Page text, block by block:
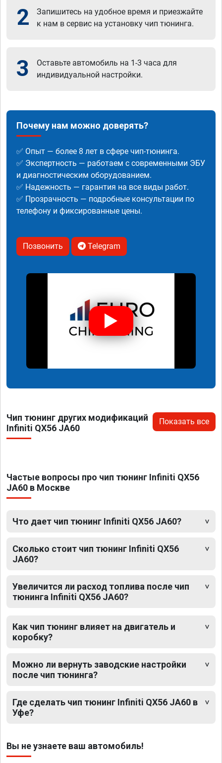
2
Запишитесь на удобное время и приезжайте
к нам в сервис на установку чип тюнинга.
3
Оставьте автомобиль на 1-3 часа для
индивидуальной настройки.
Почему нам можно доверять?
✅ Опыт — более 8 лет в сфере чип-тюнинга.
✅ Экспертность — работаем с современными ЭБУ
и диагностическим оборудованием.
✅ Надежность — гарантия на все виды работ.
✅ Прозрачность — подробные консультации по
телефону и фиксированные цены.
Позвонить Telegram
Чип тюнинг других модификаций
Infiniti QX56 JA60
Показать все
Частые вопросы про чип тюнинг Infiniti QX56
JA60 в Москве
Что дает чип тюнинг Infiniti QX56 JA60?
Сколько стоит чип тюнинг Infiniti QX56
JA60?
Увеличится ли расход топлива после чип
тюнинга Infiniti QX56 JA60?
Как чип тюнинг влияет на двигатель и
коробку?
Можно ли вернуть заводские настройки
после чип тюнинга?
Где сделать чип тюнинг Infiniti QX56 JA60 в
Уфе?
Вы не узнаете ваш автомобиль!